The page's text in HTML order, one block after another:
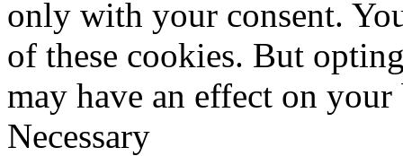
only with your consent.
of these cookies. But
may have an effect on
Necessary